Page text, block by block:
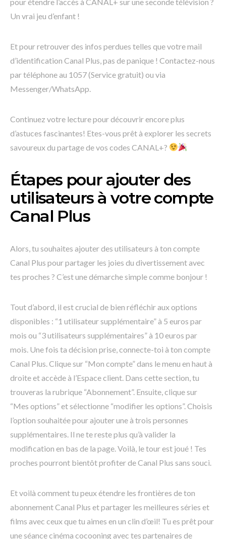
Un vrai jeu d’enfant !
Et pour retrouver des infos perdues telles que votre mail
d’identification Canal Plus, pas de panique ! Contactez-nous
par téléphone au 1057 (Service gratuit) ou via
Messenger/WhatsApp.
Continuez votre lecture pour découvrir encore plus
d’astuces fascinantes! Etes-vous prêt à explorer les secrets
savoureux du partage de vos codes CANAL+?
Étapes pour ajouter des
utilisateurs à votre compte
Canal Plus
Alors, tu souhaites ajouter des utilisateurs à ton compte
Canal Plus pour partager les joies du divertissement avec
tes proches ? C’est une démarche simple comme bonjour !
Tout d’abord, il est crucial de bien réfléchir aux options
disponibles : “1 utilisateur supplémentaire” à 5 euros par
mois ou “3 utilisateurs supplémentaires” à 10 euros par
mois. Une fois ta décision prise, connecte-toi à ton compte
Canal Plus. Clique sur “Mon compte” dans le menu en haut à
droite et accède à l’Espace client. Dans cette section, tu
trouveras la rubrique “Abonnement”. Ensuite, clique sur
“Mes options” et sélectionne “modifier les options”. Choisis
l’option souhaitée pour ajouter une à trois personnes
supplémentaires. Il ne te reste plus qu’à valider la
modification en bas de la page. Voilà, le tour est joué ! Tes
proches pourront bientôt profiter de Canal Plus sans souci.
Et voilà comment tu peux étendre les frontières de ton
abonnement Canal Plus et partager les meilleures séries et
films avec ceux que tu aimes en un clin d’œil! Tu es prêt pour
une séance cinéma cocooning avec tes partenaires de